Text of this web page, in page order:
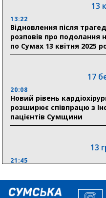
Олексій Романько
стійкості Сумщини з
18:11
Місто посилює
13
13:22
Відновлення після
розповів про подолання
по Сумах 13 квітня 2025
17
20:08
Новий рівень
розширює співпрацю з
пацієнтів Сумщини
13
21:45
збільшити завантаження
виробників”, – нардеп